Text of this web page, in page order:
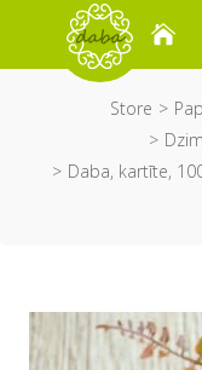
Store
Daba, kartīte,